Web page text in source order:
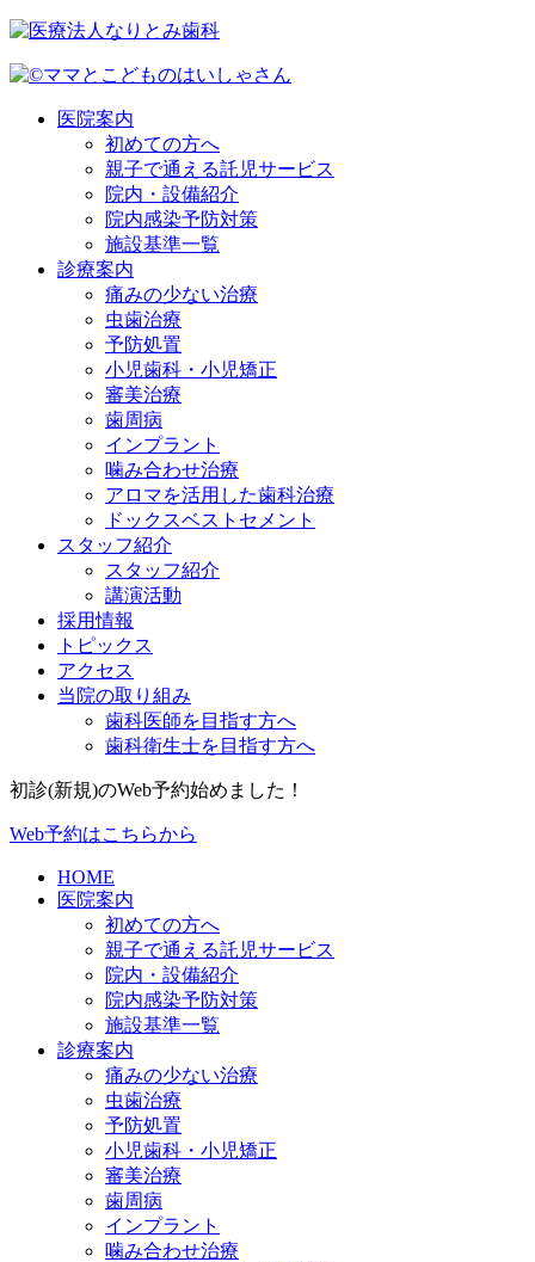
医院案内
初めての方へ
親子で通える託児サービス
院内・設備紹介
院内感染予防対策
施設基準一覧
診療案内
痛みの少ない治療
虫歯治療
予防処置
小児歯科・小児矯正
審美治療
歯周病
インプラント
噛み合わせ治療
アロマを活用した歯科治療
ドックスベストセメント
スタッフ紹介
スタッフ紹介
講演活動
採用情報
トピックス
アクセス
当院の取り組み
歯科医師を目指す方へ
歯科衛生士を目指す方へ
初診(新規)のWeb予約始めました！
Web予約はこちらから
HOME
医院案内
初めての方へ
親子で通える託児サービス
院内・設備紹介
院内感染予防対策
施設基準一覧
診療案内
痛みの少ない治療
虫歯治療
予防処置
小児歯科・小児矯正
審美治療
歯周病
インプラント
噛み合わせ治療